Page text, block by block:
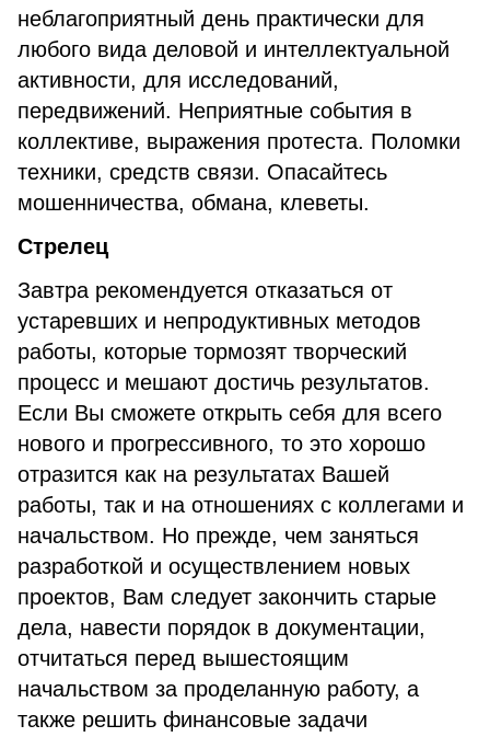
неблагоприятный день практически для
любого вида деловой и интеллектуальной
активности, для исследований,
передвижений. Неприятные события в
коллективе, выражения протеста. Поломки
техники, средств связи. Опасайтесь
мошенничества, обмана, клеветы.
Стрелец
Завтра рекомендуется отказаться от
устаревших и непродуктивных методов
работы, которые тормозят творческий
процесс и мешают достичь результатов.
Если Вы сможете открыть себя для всего
нового и прогрессивного, то это хорошо
отразится как на результатах Вашей
работы, так и на отношениях с коллегами и
начальством. Но прежде, чем заняться
разработкой и осуществлением новых
проектов, Вам следует закончить старые
дела, навести порядок в документации,
отчитаться перед вышестоящим
начальством за проделанную работу, а
также решить финансовые задачи